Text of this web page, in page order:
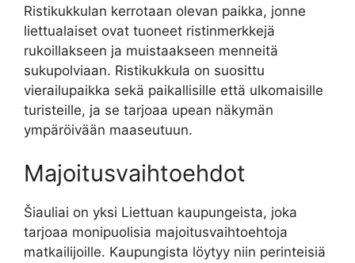
Ristikukkulan kerrotaan olevan paikka, jonne
liettualaiset ovat tuoneet ristinmerkkejä
rukoillakseen ja muistaakseen menneitä
sukupolviaan. Ristikukkula on suosittu
vierailupaikka sekä paikallisille että ulkomaisille
turisteille, ja se tarjoaa upean näkymän
ympäröivään maaseutuun.
Majoitusvaihtoehdot
Šiauliai on yksi Liettuan kaupungeista, joka
tarjoaa monipuolisia majoitusvaihtoehtoja
matkailijoille. Kaupungista löytyy niin perinteisiä